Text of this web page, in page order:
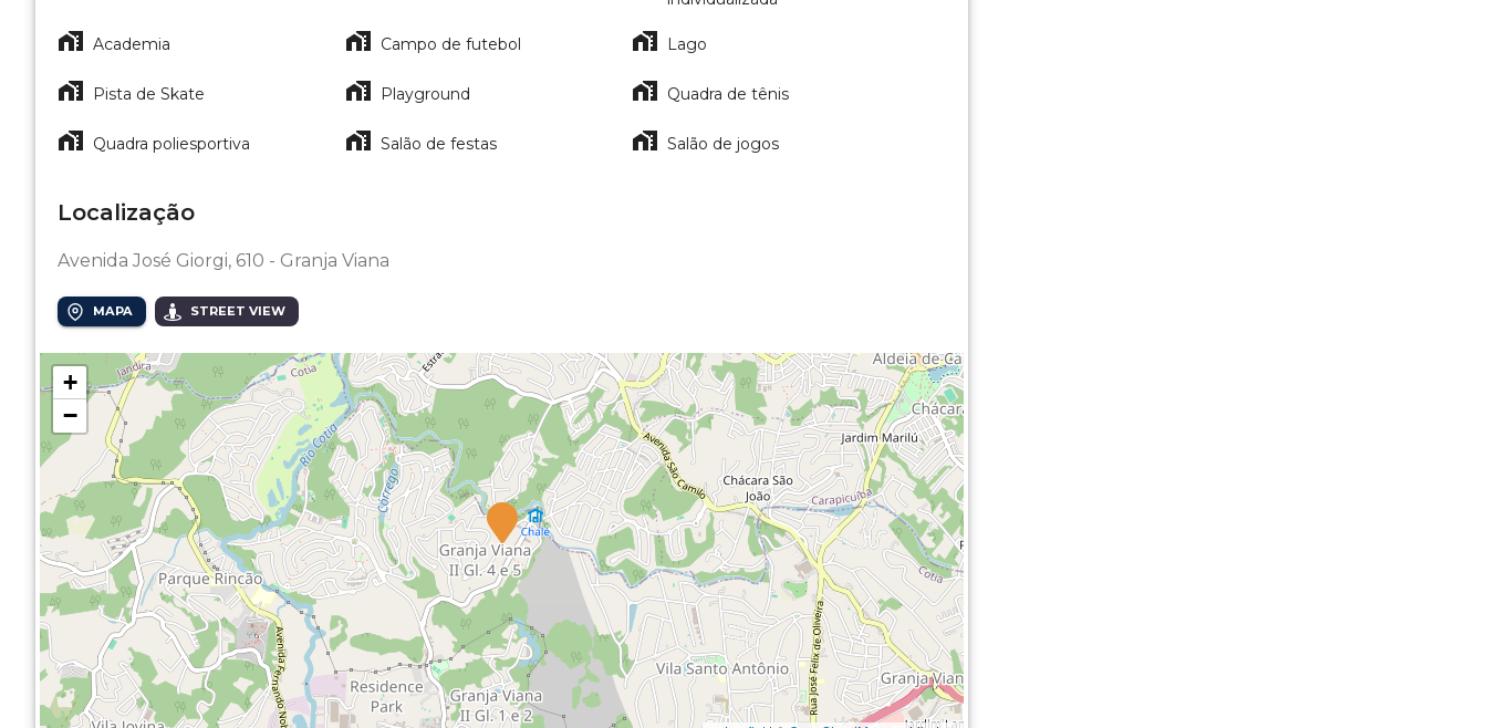
Academia Campo de futebol Lago
Pista de Skate Playground Quadra de tênis
Quadra poliesportiva Salão de festas Salão de jogos
Localização
Avenida José Giorgi, 610 - Granja Viana
MAPA STREET VIEW
+
−